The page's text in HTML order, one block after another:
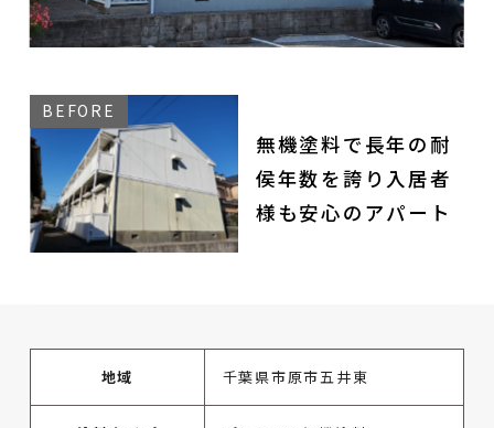
無機塗料で長年の耐
侯年数を誇り入居者
様も安心のアパート
地域 千葉県市原市五井東